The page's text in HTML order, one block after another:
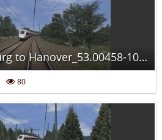
Screenshot_Hamburg to Hanover_53.00458-10.54858_13-08-30.jpg
80